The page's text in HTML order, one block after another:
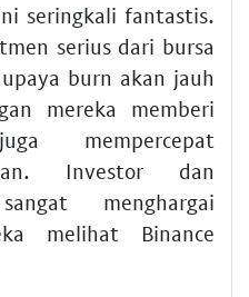
seringkali fantastis.
serius dari bursa
burn akan jauh
mereka memberi
mempercepat
Investor dan
menghargai
melihat Binance